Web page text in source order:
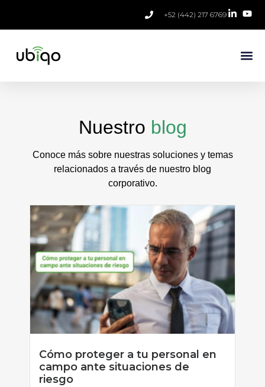
+52 (442) 217 6769
Nuestro blog
Conoce más sobre nuestras soluciones y temas
relacionados a través de nuestro blog
corporativo.
Cómo proteger a tu personal en
campo ante situaciones de
riesgo